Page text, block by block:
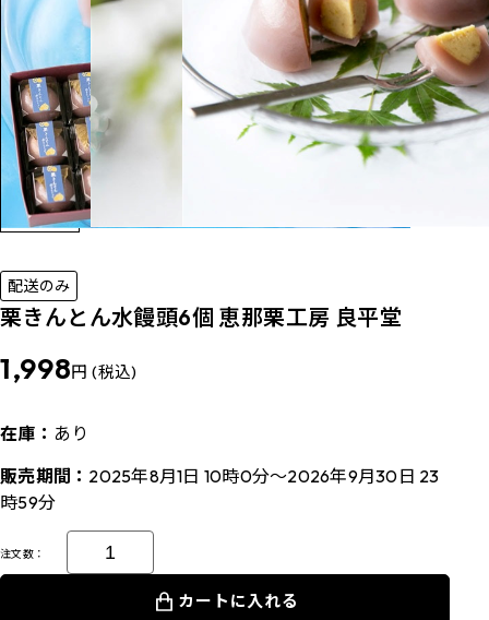
配送のみ
栗きんとん水饅頭6個 恵那栗工房 良平堂
1,998円 (税込)
在庫： あり
販売期間： 2025年8月1日 10時0分～2026年9月30日 23
時59分
注文数：
カートに入れる